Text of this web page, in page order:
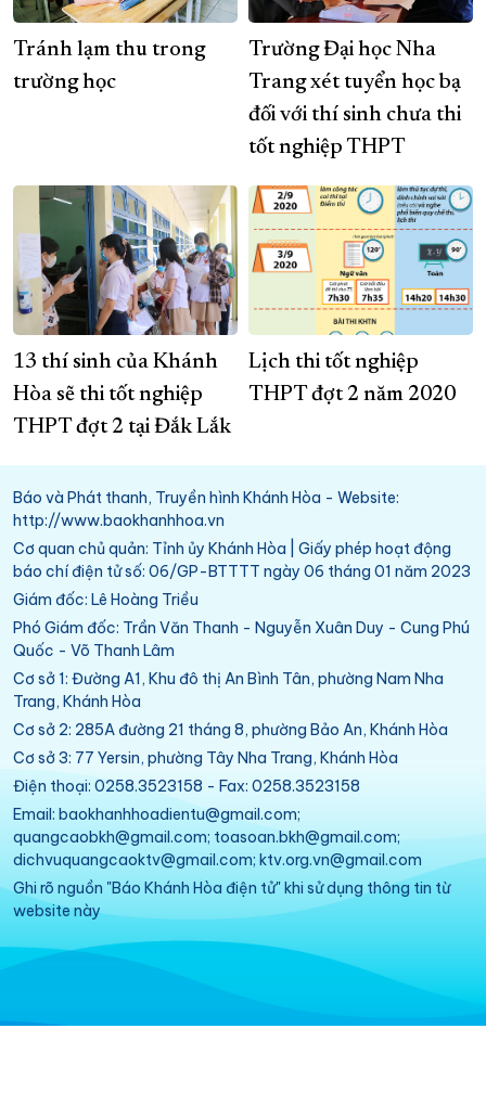
Tránh lạm thu trong
trường học
Trường Đại học Nha
Trang xét tuyển học bạ
đối với thí sinh chưa thi
tốt nghiệp THPT
13 thí sinh của Khánh
Hòa sẽ thi tốt nghiệp
THPT đợt 2 tại Đắk Lắk
Lịch thi tốt nghiệp
THPT đợt 2 năm 2020
Báo và Phát thanh, Truyền hình Khánh Hòa - Website:
http://www.baokhanhhoa.vn
Cơ quan chủ quản: Tỉnh ủy Khánh Hòa | Giấy phép hoạt động
báo chí điện tử số: 06/GP-BTTTT ngày 06 tháng 01 năm 2023
Giám đốc: Lê Hoàng Triều
Phó Giám đốc: Trần Văn Thanh - Nguyễn Xuân Duy - Cung Phú
Quốc - Võ Thanh Lâm
Cơ sở 1: Đường A1, Khu đô thị An Bình Tân, phường Nam Nha
Trang, Khánh Hòa
Cơ sở 2: 285A đường 21 tháng 8, phường Bảo An, Khánh Hòa
Cơ sở 3: 77 Yersin, phường Tây Nha Trang, Khánh Hòa
Điện thoại: 0258.3523158 - Fax: 0258.3523158
Email: baokhanhhoadientu@gmail.com;
quangcaobkh@gmail.com; toasoan.bkh@gmail.com;
dichvuquangcaoktv@gmail.com; ktv.org.vn@gmail.com
Ghi rõ nguồn "Báo Khánh Hòa điện tử" khi sử dụng thông tin từ
website này